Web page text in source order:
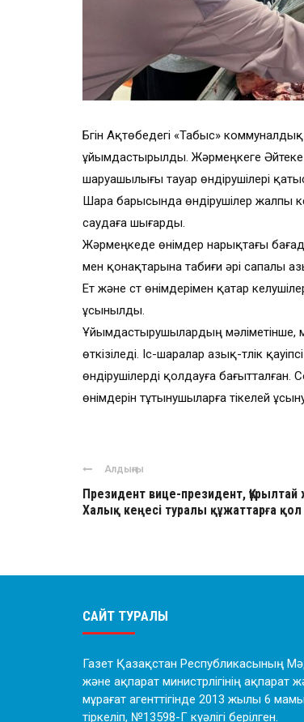
Бүгін Ақтөбедегі «Табыс»
ұйымдастырылды. Жәрмеңкеге
шаруашылығы тауар өндірушілері
Шара барысында өндірушілер жалпы
саудаға шығарды.
Жәрмеңкеде өнімдер нарықтағы
мен қонақтарына табиғи әрі сапалы
Ет және сүт өнімдерімен қатар
ұсынылды.
Ұйымдастырушылардың мәліметінше,
өткізіледі. Іс-шаралар азық-түлік
өндірушілерді қолдауға
өнімдерін тұтынушыларға тікелей
Алдыңғы
Президент вице-президент, Құрылтай
Халық кеңесі туралы құжаттарға
САЙТ ТУРАЛЫ
Газет Қазақстан Республикасының
және ақпарат министрлігінің ақпарат
мұрағат агенттігінде 2013 жылы 6
тіркеліп, №13598-Г куәлігі берілген.